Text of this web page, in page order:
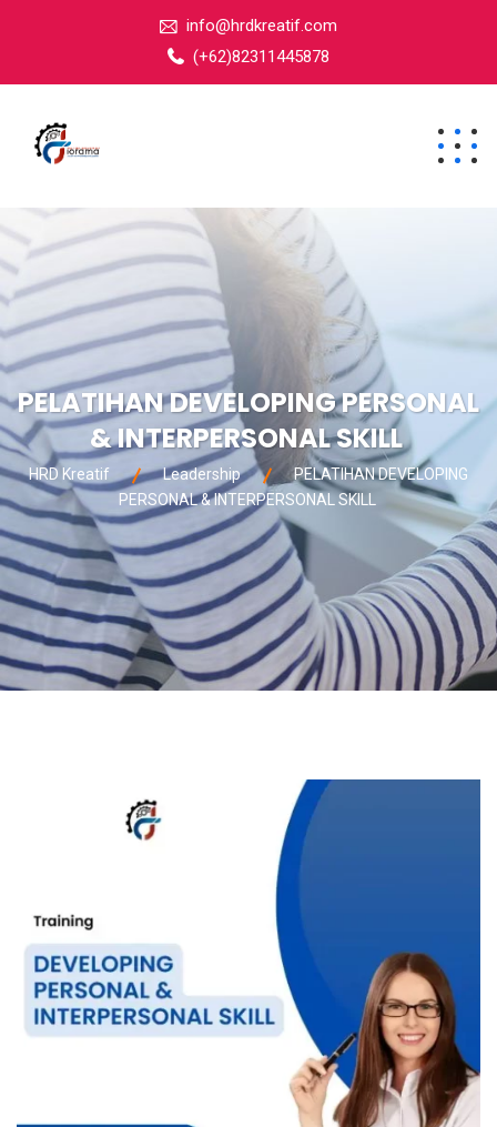
info@hrdkreatif.com
(+62)82311445878
PELATIHAN DEVELOPING PERSONAL
& INTERPERSONAL SKILL
HRD Kreatif Leadership
PELATIHAN DEVELOPING
PERSONAL & INTERPERSONAL SKILL